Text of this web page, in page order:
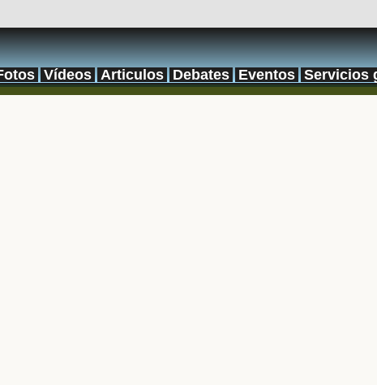
Vídeos Articulos Debates Eventos Servicios